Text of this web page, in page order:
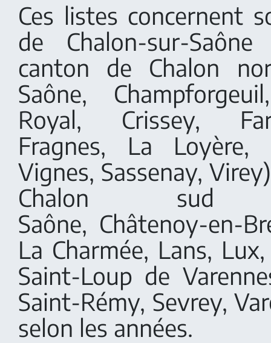
Ces listes concernent
de Chalon-sur-
canton de Chalon
Saône,
Royal, Crissey,
Fragnes, La Loyère,
Vignes, Sassenay,
Chalon sud
Saône, Châtenoy-en-
La Charmée, Lans,
Saint-Loup de
Saint-Rémy, Sevrey,
selon les années.